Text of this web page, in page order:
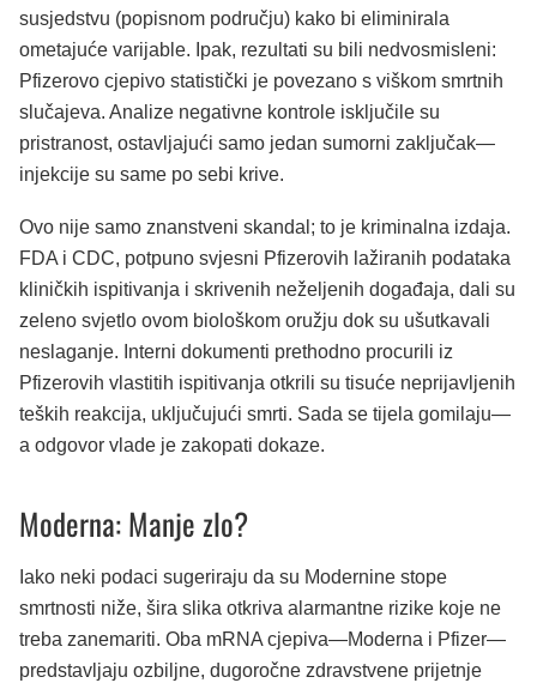
susjedstvu (popisnom području) kako bi eliminirala
ometajuće varijable. Ipak, rezultati su bili nedvosmisleni:
Pfizerovo cjepivo statistički je povezano s viškom smrtnih
slučajeva. Analize negativne kontrole isključile su
pristranost, ostavljajući samo jedan sumorni zaključak—
injekcije su same po sebi krive.
Ovo nije samo znanstveni skandal; to je kriminalna izdaja.
FDA i CDC, potpuno svjesni Pfizerovih lažiranih podataka
kliničkih ispitivanja i skrivenih neželjenih događaja, dali su
zeleno svjetlo ovom biološkom oružju dok su ušutkavali
neslaganje. Interni dokumenti prethodno procurili iz
Pfizerovih vlastitih ispitivanja otkrili su tisuće neprijavljenih
teških reakcija, uključujući smrti. Sada se tijela gomilaju—
a odgovor vlade je zakopati dokaze.
Moderna: Manje zlo?
Iako neki podaci sugeriraju da su Modernine stope
smrtnosti niže, šira slika otkriva alarmantne rizike koje ne
treba zanemariti. Oba mRNA cjepiva—Moderna i Pfizer—
predstavljaju ozbiljne, dugoročne zdravstvene prijetnje